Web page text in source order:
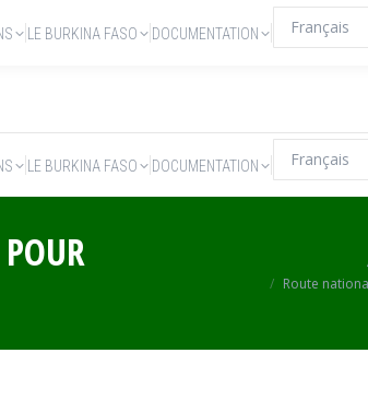
LE BURKINA FASO DOCUMENTATION
Route
LE BURKINA FASO DOCUMENTATION